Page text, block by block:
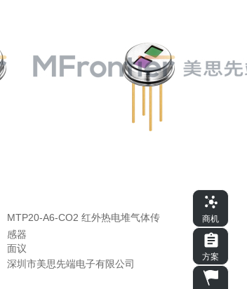
MTP20-A6-CO2 红外热电堆气体传
感器
面议
深圳市美思先端电子有限公司
商机
方案